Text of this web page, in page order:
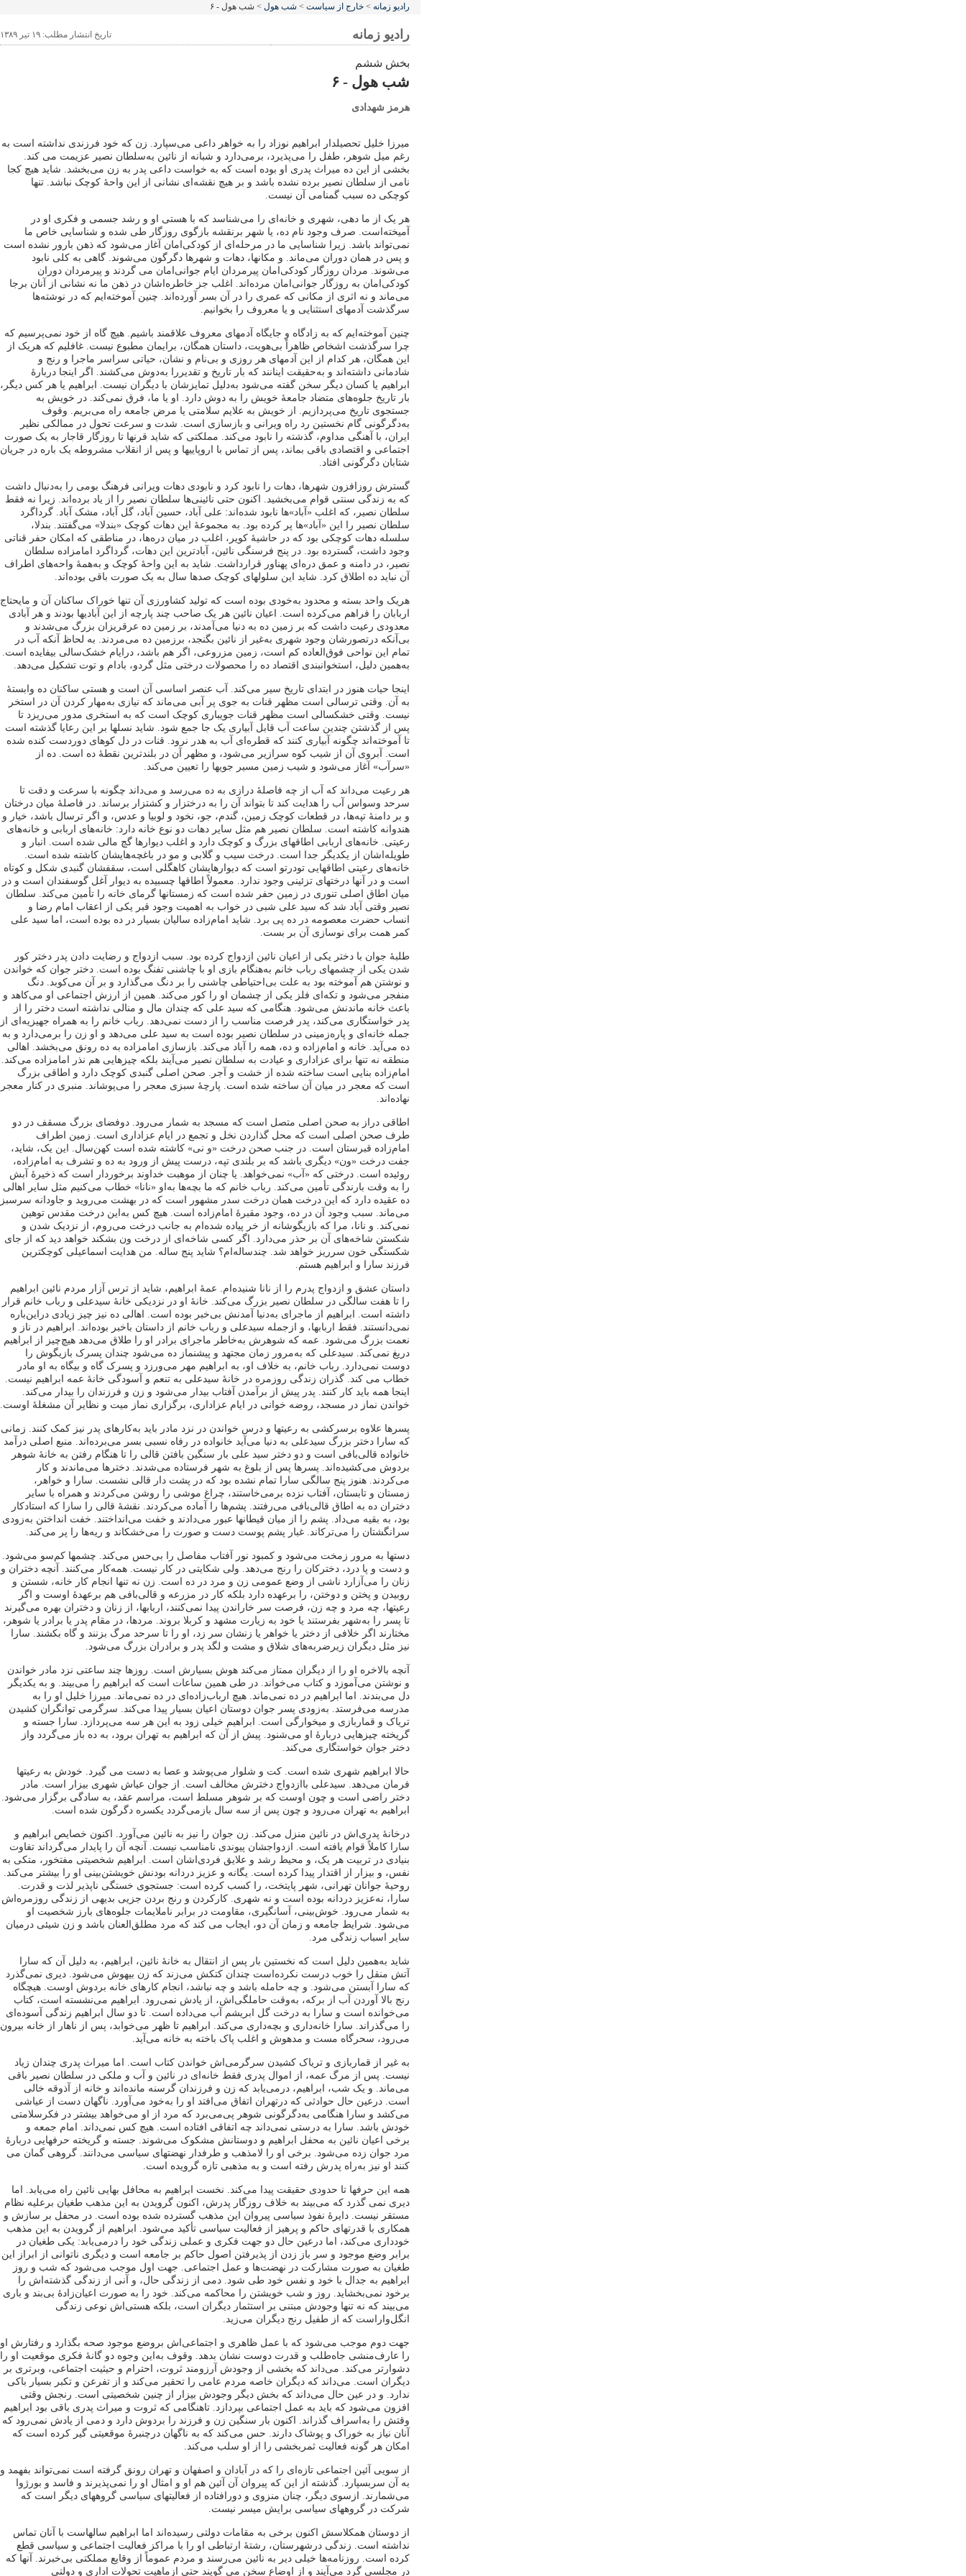
رادیو زمانه > خارج از سیاست > شب هول > شب هول - ۶
رادیو زمانه تاریخ انتشار مطلب: ۱۹ تیر ۱۳۸۹
بخش ششم
شب هول - ۶
هرمز شهدادی
میرزا خلیل تحصیلدار ابراهیم نوزاد را به خواهر داعی می‌سپارد. زن که خود فرزندی نداشته است به
‌رغم میل شوهر، طفل را می‌پذیرد، برمی‌دارد و شبانه از نائین به‌سلطان نصیر عزیمت می کند.
بخشی از این ده میراث پدری او بوده است که به خواست داعی پدر به ‌زن می‌بخشد. شاید هیچ کجا
نامی از سلطان نصیر برده نشده باشد و بر هیچ نقشه‌ای نشانی از این واحۀ کوچک نباشد. تنها
کوچکی ده سبب گمنامی آن نیست.
هر یک از ما دهی، شهری و خانه‌ای را می‌شناسد که با هستی او و رشد جسمی و فکری او در
آمیخته‌است. صرف وجود نام ده، یا شهر برنقشه بازگوی روزگار طی شده و شناسایی خاص ما
نمی‌تواند باشد. زیرا شناسایی ما در مرحله‌ای از کودکی‌امان آغاز می‌شود که ذهن بارور نشده است
و پس در همان دوران می‌ماند. و مکانها، دهات و شهرها دگرگون می‌شوند. گاهی به کلی نابود
می‌شوند. مردان روزگار کودکی‌امان پیرمردان ایام جوانی‌امان می گردند و پیرمردان دوران
کودکی‌امان به روزگار جوانی‌امان مرده‌اند. اغلب جز خاطره‌اشان در ذهن ما نه نشانی از آنان برجا
می‌ماند و نه اثری از مکانی که عمری را در آن بسر آورده‌اند. چنین آموخته‌ایم که در نوشته‌ها
سرگذشت آدمهای استثنایی و یا معروف را بخوانیم.
چنین آموخته‌ایم که به‌ زادگاه و جایگاه آدمهای معروف علاقمند باشیم. هیچ گاه از خود نمی‌پرسیم که
چرا سرگذشت اشخاص ظاهراً بی‌هویت، داستان همگان، برایمان مطبوع نیست. غافلیم که هریک از
این همگان، هر کدام از این آدمهای هر روزی و بی‌نام و نشان، حیاتی سراسر ماجرا و رنج و
شادمانی داشته‌اند و به‌حقیقت اینانند که بار تاریخ و تقدیررا به‌دوش می‌کشند. اگر اینجا دربارۀ
ابراهیم یا کسان دیگر سخن گفته می‌شود به‌دلیل تمایزشان با دیگران نیست. ابراهیم یا هر کس دیگر،
بار تاریخ جلوه‌های متضاد جامعۀ خویش را به‌ دوش دارد. او یا ما، فرق نمی‌‌کند. در خویش به
‌جستجوی تاریخ می‌پردازیم. از خویش به ‌علایم سلامتی یا مرض جامعه‌ راه می‌بریم. وقوف
به‌دگرگونی گام نخستین رد راه ویرانی و بازسازی است. شدت و سرعت تحول در ممالکی نظیر
ایران، با آهنگی مداوم، گذشته را نابود می‌کند. مملکتی که شاید قرنها تا روزگار قاجار به ‌یک صورت
اجتماعی و اقتصادی باقی‌ بماند، پس از تماس با اروپاییها و پس از انقلاب مشروطه یک باره در جریان
شتابان دگرگونی افتاد.
گسترش روزافزون شهرها، دهات را نابود کرد و نابودی دهات ویرانی فرهنگ بومی را به‌دنبال داشت
که به ‌زندگی سنتی قوام می‌بخشید. اکنون حتی نائینی‌ها سلطان نصیر را از یاد برده‌اند. زیرا نه فقط
سلطان نصیر، که اغلب «آباد»ها نابود شده‌اند: علی آباد، حسین آباد، گل آباد، مشک آباد. گرداگرد
سلطان نصیر را این «آباد»ها پر کرده بود. به مجموعۀ این دهات کوچک «بندلا» می‌گفتند. بندلا،
سلسله دهات کوچکی بود که در حاشیۀ کویر، اغلب در میان دره‌ها، در مناطقی که امکان حفر قناتی
وجود داشت، گسترده بود. در پنج فرسنگی نائین، آبادترین این دهات، گرداگرد امامزاده سلطان
نصیر، در دامنه و عمق دره‌ای پهناور قرارداشت. شاید به‌ این واحۀ کوچک و به‌همۀ واحه‌های اطراف
آن نباید ده اطلاق کرد. شاید این سلولهای کوچک صدها سال به یک صورت باقی بوده‌اند.
هریک واحد بسته و محدود به‌خودی بوده است که تولید کشاورزی آن تنها خوراک ساکنان آن و مایحتاج
اربابان را فراهم می‌کرده است. اعیان نائین هر یک صاحب چند پارچه از این آبادیها بودند و هر آبادی
معدودی رعیت داشت که بر زمین ده به ‌دنیا می‌آمدند، بر زمین ده عرقریزان بزرگ می‌شدند و
بی‌آنکه درتصورشان وجود شهری به‌غیر از نائین بگنجد، برزمین ده می‌مردند. به لحاظ آنکه آب در
تمام این نواحی فوق‌العاده کم است، زمین مزروعی، اگر هم باشد، درایام خشک‌سالی بیفایده است.
به‌همین دلیل، استخوانبندی اقتصاد ده را محصولات درختی مثل گردو، بادام و توت تشکیل می‌دهد.
اینجا حیات هنوز در ابتدای تاریخ سیر می‌کند. آب عنصر اساسی آن است و هستی ساکنان ده وابستۀ
به آن. وقتی ترسالی است مظهر قنات به جوی پر آبی می‌ماند که نیازی به‌مهار کردن آن در استخر
نیست. وقتی خشکسالی است مظهر قنات جویباری کوچک است که به استخری مدور می‌ریزد تا
پس از گذشتن چندین ساعت آب قابل آبیاری یک جا جمع شود. شاید نسلها بر این رعایا گذشته است
تا آموخته‌اند چگونه آبیاری کنند که قطره‌ای آب به ‌هدر نرود. قنات در دل کوهای دوردست کنده شده
است. آبروی آن از شیب کوه سرازیر می‌شود، و مظهر آن در بلندترین نقطۀ ده است. ده از
«سرآب» آغاز می‌شود و شیب زمین مسیر جویها را تعیین می‌کند.
هر رعیت می‌داند که آب از چه فاصلۀ درازی به‌ ده می‌رسد و می‌داند چگونه با سرعت و دقت تا
سرحد وسواس آب را هدایت کند تا بتواند آن را به درختزار و کشتزار برساند. در فاصلۀ میان درختان
و بر دامنۀ تپه‌ها، در قطعات کوچک زمین، گندم، جو، نخود و لوبیا و عدس، و اگر ترسال باشد، خیار و
هندوانه کاشته است. سلطان نصیر هم مثل سایر دهات دو نوع خانه دارد: خانه‌های اربابی و خانه‌های
رعیتی. خانه‌های اربابی اطاقهای بزرگ و کوچک دارد و اغلب دیوارها گچ مالی شده است. انبار و
طویله‌اشان از یکدیگر جدا است. درخت سیب و گلابی و مو در باغچه‌هایشان کاشته شده است.
خانه‌های رعیتی اطاقهایی تودرتو است که دیوارهایشان کاهگلی است، سقفشان گنبدی شکل و کوتاه
است و در آنها درختهای تزئینی وجود ندارد. معمولاً اطاقها چسبیده به ‌دیوار آغل گوسفندان است و در
میان اطاق اصلی تنوری در زمین حفر شده است که زمستانها گرمای خانه را تأمین می‌کند. سلطان
نصیر وقتی آباد شد که سید علی شبی در خواب به اهمیت وجود قبر یکی از اعقاب امام رضا و
انساب حضرت معصومه در ده پی برد. شاید امام‌زاده سالیان بسیار در ده بوده است، اما سید علی
کمر همت برای نوسازی آن بر بست.
طلبۀ جوان با دختر یکی از اعیان نائین ازدواج کرده بود. سبب ازدواج و رضایت دادن پدر دختر کور
شدن یکی از چشمهای رباب خانم به‌هنگام بازی او با چاشنی تفنگ بوده است. دختر جوان که خواندن
و نوشتن هم آموخته بود به ‌علت بی‌احتیاطی چاشنی را بر دنگ می‌گذارد و بر آن می‌کوبد. دنگ
منفجر می‌شود و تکه‌ای فلز یکی از چشمان او را کور می‌کند. همین از ارزش اجتماعی او می‌کاهد و
باعث خانه‌ ماندنش می‌شود. هنگامی که سید علی که چندان مال و منالی نداشته است دختر را از
پدر خواستگاری می‌کند، پدر فرصت مناسب را از دست نمی‌دهد. رباب خانم را به‌ همراه جهیزیه‌ای از
جمله خانه‌ای و پاره‌زمینی در سلطان نصیر بوده است به سید علی می‌دهد و او زن را برمی‌دارد و به
ده می‌آید. خانه و امام‌زاده و ده، همه را آباد می‌کند. بازسازی امامزاده به‌ ده رونق می‌بخشد. اهالی
منطقه نه تنها برای عزاداری و عیادت به سلطان نصیر می‌آیند بلکه چیزهایی هم نذر امامزاده می‌کند.
امام‌زاده بنایی است ساخته شده از خشت و آجر. صحن اصلی گنبدی کوچک دارد و اطاقی بزرگ
است که معجر در میان آن ساخته شده است. پارچۀ سبزی معجر را می‌پوشاند. منبری در کنار معجر
نهاده‌اند.
اطاقی دراز به صحن اصلی متصل است که مسجد به‌ شمار می‌رود. دوفضای بزرگ مسقف در دو
طرف صحن اصلی است که محل گذاردن نخل و تجمع در ایام عزاداری است. زمین اطراف
امام‌زاده قبرستان است. در جنب صحن درخت «و نی» کاشته شده است کهن‌سال. این یک، شاید،
جفت درخت «ون» دیگری باشد که بر بلندی تپه، درست پیش از ورود به ده و تشرف به امام‌زاده،
روئیده است. درختی که «آب» نمی‌خواهد. یا چنان از موهبت خداوند برخوردار است که ذخیرۀ آبش
را به وقت بارندگی تأمین می‌کند. رباب خانم که ما بچه‌ها به‌او «نانا» خطاب می‌کنیم مثل سایر اهالی
ده عقیده دارد که این درخت همان درخت سدر مشهور است که در بهشت می‌روید و جاودانه سرسبز
می‌ماند. سبب وجود آن در ده، وجود مقبرۀ امام‌زاده است. هیچ کس به‌این درخت مقدس توهین
نمی‌‌کند. و نانا، مرا که بازیگوشانه از خر پیاده شده‌ام به جانب درخت می‌روم، از نزدیک شدن و
شکستن شاخه‌های آن بر حذر می‌دارد. اگر کسی شاخه‌ای از درخت ون بشکند خواهد دید که از جای
شکستگی خون سرریز خواهد شد. چندساله‌ام؟ شاید پنج ساله. من هدایت اسماعیلی کوچکترین
فرزند سارا و ابراهیم هستم.
داستان عشق و ازدواج پدرم را از نانا شنیده‌ام. عمۀ ابراهیم، شاید از ترس آزار مردم نائین ابراهیم
را تا هفت سالگی در سلطان نصیر بزرگ می‌‌کند. خانۀ او در نزدیکی خانۀ سیدعلی و رباب خانم قرار
داشته است. ابراهیم از ماجرای به‌دنیا آمدنش بی‌خبر بوده است. اهالی ده نیز چیز زیادی دراین‌باره
نمی‌دانستند. فقط اربابها، و ازجمله سیدعلی و رباب خانم از داستان باخبر بوده‌اند. ابراهیم در ناز و
نعمت بزرگ می‌شود. عمه که شوهرش به‌خاطر ماجرای برادر او را طلاق می‌دهد هیچ‌چیز از ابراهیم
دریغ نمی‌کند. سید‌علی که به‌مرور زمان مجتهد و پیشنماز ده می‌شود چندان پسرک بازیگوش را
دوست نمی‌دارد. رباب خانم، به‌ خلاف او، به ابراهیم مهر می‌ورزد و پسرک گاه و بیگاه به ‌او مادر
خطاب می کند. گذران زندگی روزمره در خانۀ سیدعلی به تنعم و آسودگی خانۀ عمه ابراهیم نیست.
اینجا همه باید کار کنند. پدر پیش از برآمدن آفتاب بیدار می‌شود و زن و فرزندان را بیدار می‌کند.
خواندن نماز در مسجد، روضه خوانی در ایام عزاداری، برگزاری نماز میت و نظایر آن مشغلۀ اوست.
پسرها علاوه برسرکشی به رعیتها و درس خواندن در نزد مادر باید به‌کارهای پدر نیز کمک کنند. زمانی
که سارا دختر بزرگ سیدعلی به‌ دنیا می‌آید خانواده در رفاه نسبی بسر می‌برده‌اند. منبع اصلی درآمد
خانواده قالی‌بافی است و دو دختر سید علی بار سنگین بافتن قالی را تا هنگام رفتن به خانۀ شوهر
بردوش می‌کشیده‌اند. پسرها پس از بلوغ به شهر فرستاده می‌شدند. دخترها می‌ماندند و کار
می‌کردند. هنوز پنج سالگی سارا تمام نشده بود که در پشت دار قالی نشست. سارا و خواهر،
زمستان و تابستان، آفتاب نزده برمی‌خاستند، چراغ موشی را روشن می‌کردند و همراه با سایر
دختران ده به ‌اطاق قالی‌بافی می‌رفتند. پشم‌ها را آماده می‌کردند. نقشۀ قالی را سارا که استادکار
بود، به بقیه می‌داد. پشم را از میان قیطانها عبور می‌دادند و خفت می‌انداختند. خفت انداختن به‌زودی
سرانگشتان را می‌ترکاند. غبار پشم پوست دست و صورت را می‌خشکاند و ریه‌ها را پر می‌کند.
دستها به مرور زمخت می‌شود و کمبود نور آفتاب مفاصل را بی‌حس می‌کند. چشمها کم‌سو می‌شود.
و دست و پا درد، دخترکان را رنج می‌دهد. ولی شکایتی در کار نیست. همه‌کار می‌‌کنند. آنچه دختران و
زنان را می‌آزارد ناشی از وضع عمومی زن و مرد در ده است. زن نه تنها انجام کار خانه، شستن و
روبیدن و پختن و دوختن، را برعهده دارد بلکه کار در مزرعه و قالی‌بافی هم برعهدۀ اوست و اگر
رعیتها، چه مرد و چه زن، فرصت سر خاراندن پیدا نمی‌‌کنند، اربابها، از زنان و دختران بهره می‌گیرند
تا پسر را به‌شهر بفرستند یا خود به زیارت مشهد و کربلا بروند. مردها، در مقام پدر یا برادر یا شوهر،
مختارند اگر خلافی از دختر یا خواهر یا زنشان سر زد، او را تا سرحد مرگ بزنند و گاه بکشند. سارا
نیز مثل دیگران زیرضربه‌های شلاق و مشت و لگد پدر و برادران بزرگ می‌شود.
آنچه بالاخره او را از دیگران ممتاز می‌کند هوش بسیارش است. روزها چند ساعتی نزد مادر خواندن
و نوشتن می‌آموزد و کتاب می‌خواند. در طی همین ساعات است که ابراهیم را می‌بیند. و به ‌یکدیگر
دل می‌بندند. اما ابراهیم در ده نمی‌ماند. هیچ ارباب‌زاده‌ای در ده نمی‌ماند. میرزا خلیل او را به
مدرسه می‌فرستد. به‌زودی پسر جوان دوستان اعیان بسیار پیدا می‌کند. سرگرمی توانگران کشیدن
تریاک و قماربازی و میخوارگی است. ابراهیم خیلی زود به‌ این هر سه می‌پردازد. سارا جسته و
گریخته چیزهایی دربارۀ او می‌شنود. پیش از آن که ابراهیم به تهران برود، به ده باز می‌گردد واز
دختر جوان خواستگاری می‌کند.
حالا ابراهیم شهری شده است. کت و شلوار می‌پوشد و عصا به‌ دست می‌ گیرد. خودش به رعیتها
فرمان می‌دهد. سیدعلی باازدواج دخترش مخالف است. از جوان عیاش شهری بیزار است. مادر
دختر راضی است و چون اوست که بر شوهر مسلط است، مراسم عقد، به ‌سادگی برگزار می‌شود.
ابراهیم به تهران می‌رود و چون پس از سه سال بازمی‌‌گردد یکسره دگرگون شده است.
درخانۀ پدری‌اش در نائین منزل می‌کند. زن جوان را نیز به نائین می‌آورد. اکنون خصایص ابراهیم و
سارا کاملاً قوام یافته است. ازدواجشان پیوندی نامناسب نیست. آنچه آن را پایدار می‌گرداند تفاوت
بنیادی در تربیت هر یک، و محیط رشد و علایق فردی‌اشان است. ابراهیم شخصیتی مفتخور، متکی به‌
نفس، و بیزار از اقتدار پیدا کرده است. یگانه و عزیز دردانه بودنش خویشتن‌بینی او را بیشتر می‌کند.
روحیۀ جوانان تهرانی، شهر پایتخت، را کسب کرده است: جستجوی خستگی ناپذیر لذت و قدرت.
سارا، نه‌عزیز دردانه بوده است و نه شهری. کارکردن و رنج بردن جزیی بدیهی از زندگی روزمره‌اش
به ‌شمار می‌رود. خوش‌بینی، آسانگیری، مقاومت در برابر ناملایمات جلوه‌های بارز شخصیت او
می‌شود. شرایط جامعه و زمان آن دو، ایجاب می کند که مرد مطلق‌العنان باشد و زن شیئی درمیان
سایر اسباب زندگی مرد.
شاید به‌همین دلیل است که نخستین ‌بار پس از انتقال به خانۀ نائین، ابراهیم، به ‌دلیل آن که سارا
آتش منقل را خوب درست نکرده‌است چندان کتکش می‌زند که زن بیهوش می‌شود. دیری نمی‌گذرد
که سارا آبستن می‌شود. و چه حامله باشد و چه نباشد، انجام کارهای خانه بردوش اوست. هیچگاه
رنج بالا آوردن آب از برکه، به‌وقت حاملگی‌اش، از یادش نمی‌رود. ابراهیم می‌نشسته است، کتاب
می‌خوانده است و سارا به درخت گل ابریشم آب می‌داده است. تا دو سال ابراهیم زندگی آسوده‌‌ای
را می‌گذراند. سارا خانه‌داری و بچه‌داری می‌کند. ابراهیم تا ظهر می‌خوابد، پس از ناهار از خانه بیرون
می‌رود، سحرگاه مست و مدهوش و اغلب پاک باخته به خانه می‌آید.
به غیر از قماربازی و تریاک کشیدن سرگرمی‌اش خواندن کتاب است. اما میراث پدری چندان زیاد
نیست. پس از مرگ عمه، از اموال پدری فقط خانه‌ای در نائین و آب و ملکی در سلطان نصیر باقی
می‌ماند. و یک شب، ابراهیم، درمی‌یابد که زن و فرزندان گرسنه مانده‌اند و خانه از آذوقه خالی
است. درعین حال حوادثی که درتهران اتفاق می‌افتد او را به‌خود می‌آورد. ناگهان دست از عیاشی
می‌کشد و سارا هنگامی به‌دگرگونی شوهر پی‌می‌برد که مرد از او می‌خواهد بیشتر در فکرسلامتی
خودش باشد. سارا به درستی نمی‌داند چه اتفاقی افتاده است. هیچ کس نمی‌داند. امام جمعه و
برخی اعیان نائین به محفل ابراهیم و دوستانش مشکوک می‌شوند. جسته و گریخته حرفهایی دربارۀ
مرد جوان زده می‌شود. برخی او را لامذهب و طرفدار نهضتهای سیاسی می‌دانند. گروهی گمان می
کنند او نیز به‌راه پدرش رفته است و به مذهبی تازه گرویده است.
همه این حرفها تا حدودی حقیقت پیدا می‌کند. نخست ابراهیم به محافل بهایی نائین راه می‌یابد. اما
دیری نمی‌ گذرد که می‌بیند به‌ خلاف روزگار پدرش، اکنون گرویدن به این مذهب طغیان برعلیه نظام
مستقر نیست. دایرۀ نفوذ سیاسی پیروان این مذهب گسترده شده بوده‌ است. در محفل بر سازش و
همکاری با قدرتهای حاکم و پرهیز از فعالیت سیاسی تأکید می‌شود. ابراهیم از گرویدن به ‌این مذهب
خودداری می‌کند، اما درعین‌ حال دو جهت فکری و عملی زندگی خود را درمی‌یابد: یکی طغیان در
برابر وضع موجود و سر باز زدن از پذیرفتن اصول حاکم بر جامعه است و دیگری ناتوانی از ابراز این
طغیان به ‌صورت مشارکت در نهضت‌ها و عمل اجتماعی. جهت اول موجب می‌شود که شب و روز
ابراهیم به ‌جدال با خود و نفس خود طی شود. دمی از زندگی حال، و آنی از زندگی گذشته‌اش را
برخود نمی‌بخشاید. روز و شب خویشتن را محاکمه می‌کند. خود را به‌ صورت اعیان‌زادۀ بی‌بند و باری
می‌‌بیند که نه تنها وجودش مبتنی بر استثمار دیگران است، بلکه هستی‌اش نوعی زندگی
انگل‌واراست که از طفیل رنج دیگران می‌زید.
جهت دوم موجب می‌شود که با عمل ظاهری و اجتماعی‌اش بروضع موجود صحه بگذارد و رفتارش او
را عارف‌منشی جاه‌طلب و قدرت دوست نشان بدهد. وقوف به‌این وجوه دو گانۀ فکری موقعیت او را
دشوارتر می‌کند. می‌داند که بخشی از وجودش آرزومند ثروت، احترام و حیثیت اجتماعی، وبرتری بر
دیگران است. می‌داند که دیگران خاصه مردم عامی را تحقیر می‌کند و از تفرعن و تکبر بسیار باکی
ندارد. و در عین حال می‌داند که بخش دیگر وجودش بیزار از چنین شخصیتی است. رنجش وقتی
افزون می‌شود که باید به ‌عمل اجتماعی بپردازد. تاهنگامی که ثروت و میراث پدری باقی بود ابراهیم
وقتش را به‌اسراف گذراند. اکنون بار سنگین زن و فرزند را بردوش دارد و دمی از یادش نمی‌رود که
آنان نیاز به خوراک و پوشاک دارند. حس می‌کند که به ناگهان درچنبرۀ موقعیتی گیر کرده است که
امکان هر گونه فعالیت ثمربخشی را از او سلب می‌کند.
از سویی آئین اجتماعی تازه‌ای را که در آبادان و اصفهان و تهران رونق گرفته است نمی‌تواند بفهمد و
به آن سربسپارد. گذشته از این که پیروان آن آئین هم او و امثال او را نمی‌پذیرند و فاسد و بورژوا
می‌شمارند. ازسوی دیگر، چنان منزوی و دورافتاده از فعالیتهای سیاسی گروههای دیگر است که
شرکت در گروههای سیاسی برایش میسر نیست.
از دوستان همکلاسش اکنون برخی به مقامات دولتی رسیده‌اند اما ابراهیم سالهاست با آنان تماس
نداشته است. زندگی درشهرستان، رشتۀ ارتباطی او را با مراکز فعالیت اجتماعی و سیاسی قطع
کرده است. روزنامه‌ها خیلی دیر به نائین می‌رسند و مردم عموماً از وقایع مملکتی بی‌خبرند. آنها که
در مجلسی گرد می‌آیند و از اوضاع سخن می گویند حتی ازماهیت تحولات اداری و دولتی